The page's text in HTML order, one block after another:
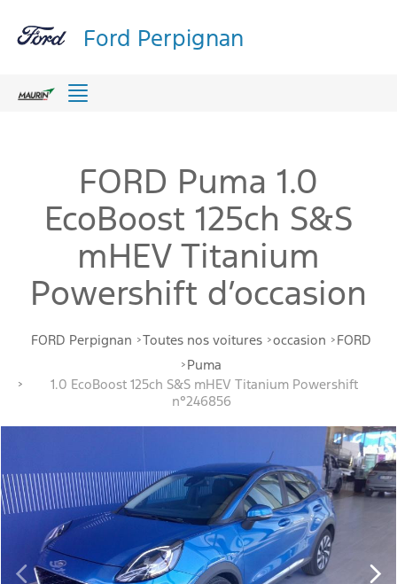
Ford Perpignan
Menu
FORD Puma 1.0
EcoBoost 125ch S&S
mHEV Titanium
Powershift d’occasion
FORD Perpignan Toutes nos voitures occasion
FORD
Puma
1.0 EcoBoost 125ch S&S mHEV Titanium Powershift
n°246856